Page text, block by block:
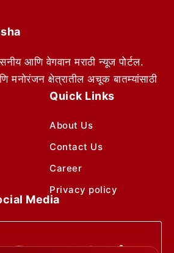
आणि वेगवान मराठी न्यूज पोर्टल.
मनोरंजन क्षेत्रातील अचूक बातम्यांसाठी
Quick Links
About Us
Contact Us
Career
Privacy policy
Media